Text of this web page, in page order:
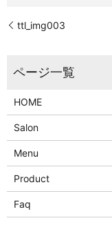
ttl_img003
HOME
Salon
Menu
Product
Faq